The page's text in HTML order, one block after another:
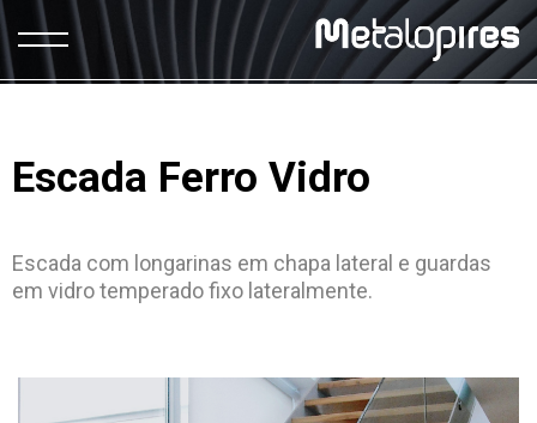
Escada Ferro Vidro
Escada com longarinas em chapa lateral e guardas
em vidro temperado fixo lateralmente.